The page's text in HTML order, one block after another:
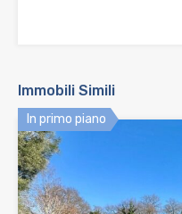
Immobili Simili
In primo piano